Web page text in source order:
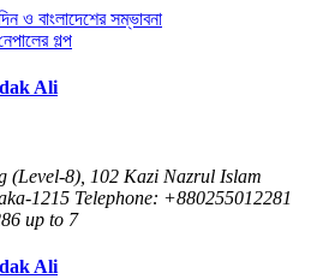
ও বাংলাদেশের সম্ভাবনা
গল্প
Ali
(Level-8), 102 Kazi Nazrul Islam
1215 Telephone: +880255012281
up to 7
Ali